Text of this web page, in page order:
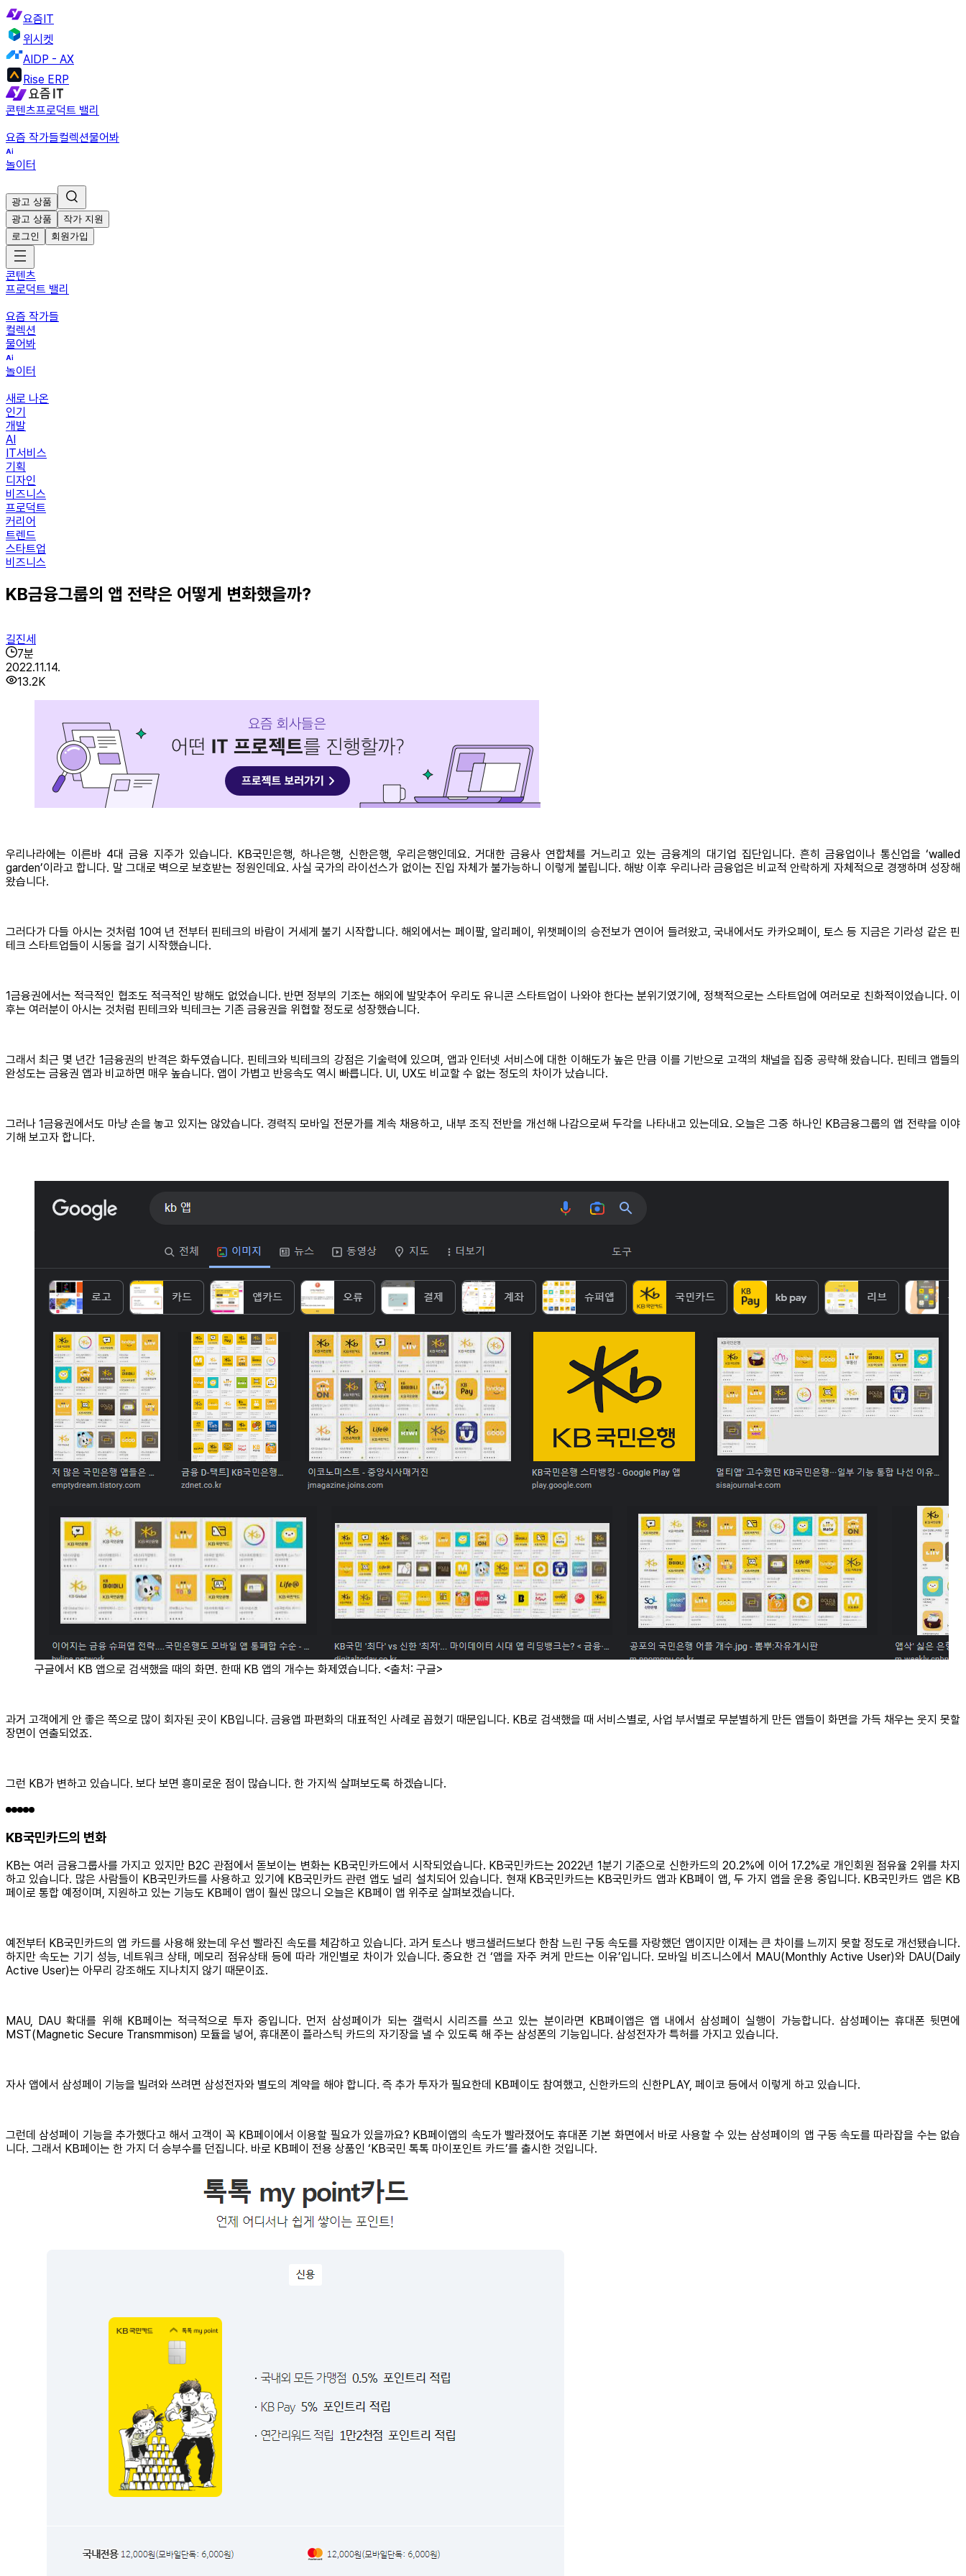
요즘IT
위시켓
AIDP - AX
Rise ERP
콘텐츠프로덕트 밸리
요즘 작가들컬렉션물어봐
놀이터
광고 상품
광고 상품
작가 지원
로그인
회원가입
콘텐츠
프로덕트 밸리
요즘 작가들
컬렉션
물어봐
놀이터
새로 나온
인기
개발
AI
IT서비스
기획
디자인
비즈니스
프로덕트
커리어
트렌드
스타트업
비즈니스
KB금융그룹의 앱 전략은 어떻게 변화했을까?
길진세
7분
2022.11.14.
13.2K
우리나라에는 이른바 4대 금융 지주가 있습니다. KB국민은행, 하나은행, 신한은행, 우리은행인데요. 거대한 금융사 연합체를 거느리고 있는 금융계의 대기업 집단입니다. 흔히 금융업이나 통신업을 ‘walled
garden’이라고 합니다. 말 그대로 벽으로 보호받는 정원인데요. 사실 국가의 라이선스가 없이는 진입 자체가 불가능하니 이렇게 불립니다. 해방 이후 우리나라 금융업은 비교적 안락하게 자체적으로 경쟁하며 성장해
왔습니다.
그러다가 다들 아시는 것처럼 10여 년 전부터 핀테크의 바람이 거세게 불기 시작합니다. 해외에서는 페이팔, 알리페이, 위챗페이의 승전보가 연이어 들려왔고, 국내에서도 카카오페이, 토스 등 지금은 기라성 같은 핀
테크 스타트업들이 시동을 걸기 시작했습니다.
1금융권에서는 적극적인 협조도 적극적인 방해도 없었습니다. 반면 정부의 기조는 해외에 발맞추어 우리도 유니콘 스타트업이 나와야 한다는 분위기였기에, 정책적으로는 스타트업에 여러모로 친화적이었습니다. 이
후는 여러분이 아시는 것처럼 핀테크와 빅테크는 기존 금융권을 위협할 정도로 성장했습니다.
그래서 최근 몇 년간 1금융권의 반격은 화두였습니다. 핀테크와 빅테크의 강점은 기술력에 있으며, 앱과 인터넷 서비스에 대한 이해도가 높은 만큼 이를 기반으로 고객의 채널을 집중 공략해 왔습니다. 핀테크 앱들의
완성도는 금융권 앱과 비교하면 매우 높습니다. 앱이 가볍고 반응속도 역시 빠릅니다. UI, UX도 비교할 수 없는 정도의 차이가 났습니다.
그러나 1금융권에서도 마냥 손을 놓고 있지는 않았습니다. 경력직 모바일 전문가를 계속 채용하고, 내부 조직 전반을 개선해 나감으로써 두각을 나타내고 있는데요. 오늘은 그중 하나인 KB금융그룹의 앱 전략을 이야
기해 보고자 합니다.
구글에서 KB 앱으로 검색했을 때의 화면. 한때 KB 앱의 개수는 화제였습니다. <출처: 구글>
과거 고객에게 안 좋은 쪽으로 많이 회자된 곳이 KB입니다. 금융앱 파편화의 대표적인 사례로 꼽혔기 때문입니다. KB로 검색했을 때 서비스별로, 사업 부서별로 무분별하게 만든 앱들이 화면을 가득 채우는 웃지 못할
장면이 연출되었죠.
그런 KB가 변하고 있습니다. 보다 보면 흥미로운 점이 많습니다. 한 가지씩 살펴보도록 하겠습니다.
KB국민카드의 변화
KB는 여러 금융그룹사를 가지고 있지만 B2C 관점에서 돋보이는 변화는 KB국민카드에서 시작되었습니다. KB국민카드는 2022년 1분기 기준으로 신한카드의 20.2%에 이어 17.2%로 개인회원 점유율 2위를 차지
하고 있습니다. 많은 사람들이 KB국민카드를 사용하고 있기에 KB국민카드 관련 앱도 널리 설치되어 있습니다. 현재 KB국민카드는 KB국민카드 앱과 KB페이 앱, 두 가지 앱을 운용 중입니다. KB국민카드 앱은 KB
페이로 통합 예정이며, 지원하고 있는 기능도 KB페이 앱이 훨씬 많으니 오늘은 KB페이 앱 위주로 살펴보겠습니다.
예전부터 KB국민카드의 앱 카드를 사용해 왔는데 우선 빨라진 속도를 체감하고 있습니다. 과거 토스나 뱅크샐러드보다 한참 느린 구동 속도를 자랑했던 앱이지만 이제는 큰 차이를 느끼지 못할 정도로 개선됐습니다.
하지만 속도는 기기 성능, 네트워크 상태, 메모리 점유상태 등에 따라 개인별로 차이가 있습니다. 중요한 건 ‘앱을 자주 켜게 만드는 이유’입니다. 모바일 비즈니스에서 MAU(Monthly Active User)와 DAU(Daily
Active User)는 아무리 강조해도 지나치지 않기 때문이죠.
MAU, DAU 확대를 위해 KB페이는 적극적으로 투자 중입니다. 먼저 삼성페이가 되는 갤럭시 시리즈를 쓰고 있는 분이라면 KB페이앱은 앱 내에서 삼성페이 실행이 가능합니다. 삼성페이는 휴대폰 뒷면에
MST(Magnetic Secure Transmmison) 모듈을 넣어, 휴대폰이 플라스틱 카드의 자기장을 낼 수 있도록 해 주는 삼성폰의 기능입니다. 삼성전자가 특허를 가지고 있습니다.
자사 앱에서 삼성페이 기능을 빌려와 쓰려면 삼성전자와 별도의 계약을 해야 합니다. 즉 추가 투자가 필요한데 KB페이도 참여했고, 신한카드의 신한PLAY, 페이코 등에서 이렇게 하고 있습니다.
그런데 삼성페이 기능을 추가했다고 해서 고객이 꼭 KB페이에서 이용할 필요가 있을까요? KB페이앱의 속도가 빨라졌어도 휴대폰 기본 화면에서 바로 사용할 수 있는 삼성페이의 앱 구동 속도를 따라잡을 수는 없습
니다. 그래서 KB페이는 한 가지 더 승부수를 던집니다. 바로 KB페이 전용 상품인 ‘KB국민 톡톡 마이포인트 카드’를 출시한 것입니다.